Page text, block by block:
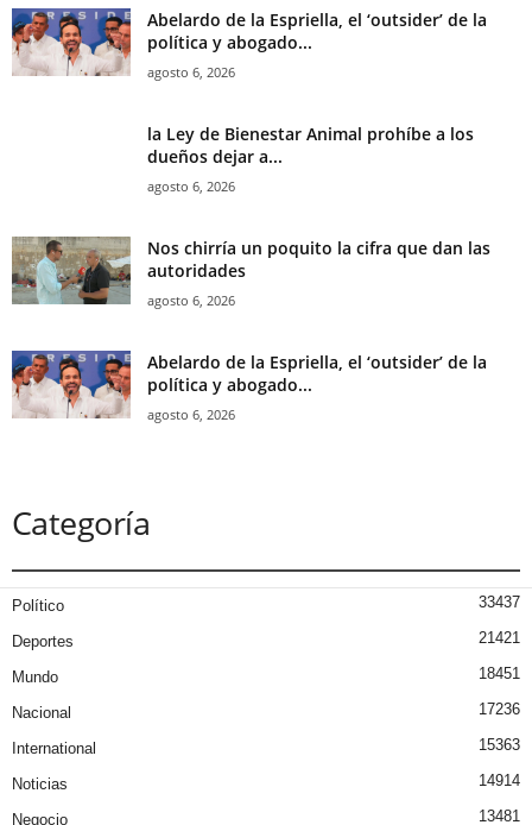
Abelardo de la Espriella, el ‘outsider’ de la
política y abogado...
agosto 6, 2026
la Ley de Bienestar Animal prohíbe a los
dueños dejar a...
agosto 6, 2026
Nos chirría un poquito la cifra que dan las
autoridades
agosto 6, 2026
Abelardo de la Espriella, el ‘outsider’ de la
política y abogado...
agosto 6, 2026
Categoría
Político 33437
Deportes 21421
Mundo 18451
Nacional 17236
International 15363
Noticias 14914
Negocio 13481